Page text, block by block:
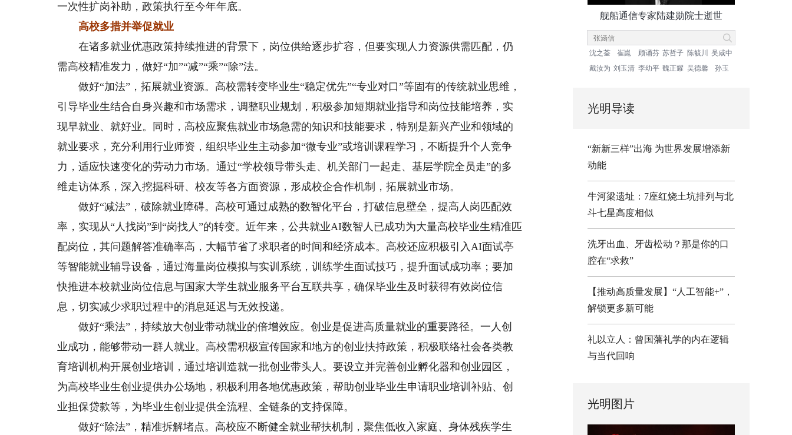
一次性扩岗补助，政策执行至今年年底。
高校多措并举促就业
在诸多就业优惠政策持续推进的背景下，岗位供给逐步扩容，但要实现人力资源供需匹配，仍
需高校精准发力，做好“加”“减”“乘”“除”法。
做好“加法”，拓展就业资源。高校需转变毕业生“稳定优先”“专业对口”等固有的传统就业思维，
引导毕业生结合自身兴趣和市场需求，调整职业规划，积极参加短期就业指导和岗位技能培养，实
现早就业、就好业。同时，高校应聚焦就业市场急需的知识和技能要求，特别是新兴产业和领域的
就业要求，充分利用行业师资，组织毕业生主动参加“微专业”或培训课程学习，不断提升个人竞争
力，适应快速变化的劳动力市场。通过“学校领导带头走、机关部门一起走、基层学院全员走”的多
维走访体系，深入挖掘科研、校友等各方面资源，形成校企合作机制，拓展就业市场。‌
做好“减法”，破除就业障碍。高校可通过成熟的数智化平台，打破信息壁垒，提高人岗匹配效
率，实现从“人找岗”到“岗找人”的转变。近年来，公共就业AI数智人已成功为大量高校毕业生精准匹
配岗位，其问题解答准确率高，大幅节省了求职者的时间和经济成本。高校还应积极引入AI面试亭
等智能就业辅导设备，通过海量岗位模拟与实训系统，训练学生面试技巧，提升面试成功率；要加
快推进本校就业岗位信息与国家大学生就业服务平台互联共享，确保毕业生及时获得有效岗位信
息，切实减少求职过程中的消息延迟与无效投递。
做好“乘法”，持续放大创业带动就业的倍增效应。创业是促进高质量就业的重要路径。一人创
业成功，能够带动一群人就业。高校需积极宣传国家和地方的创业扶持政策，积极联络社会各类教
育培训机构开展创业培训，通过培训造就一批创业带头人。要设立并完善创业孵化器和创业园区，
为高校毕业生创业提供办公场地，积极利用各地优惠政策，帮助创业毕业生申请职业培训补贴、创
业担保贷款等，为毕业生创业提供全流程、全链条的支持保障。
做好“除法”，精准拆解堵点。高校应不断健全就业帮扶机制，聚焦低收入家庭、身体残疾学生
舰船通信专家陆建勋院士逝世
沈之荃 崔崑 顾诵芬 苏哲子 陈毓川
吴咸中
戴汝为 刘玉清 李幼平 魏正耀 吴德馨 孙玉
光明导读
“新新三样”出海 为世界发展增添新
动能
牛河梁遗址：7座红烧土坑排列与北
斗七星高度相似
洗牙出血、牙齿松动？那是你的口
腔在“求救”
【推动高质量发展】“人工智能+”，
解锁更多新可能
礼以立人：曾国藩礼学的内在逻辑
与当代回响
光明图片